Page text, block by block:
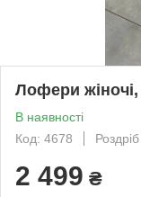
Лофери жіночі,
В наявності
Код: 4678
Роздріб
2 499 ₴